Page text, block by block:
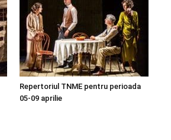
Repertoriul TNME pentru perioada
05-09 aprilie